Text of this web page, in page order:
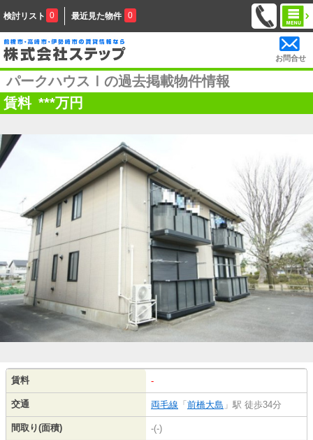
検討リスト 0 最近見た物件 0
お問合せ
パークハウスⅠの過去掲載物件情報
賃料 ***万円
賃料 -
交通 両毛線 「 前橋大島 」駅 徒歩34分
間取り(面積) -(-)